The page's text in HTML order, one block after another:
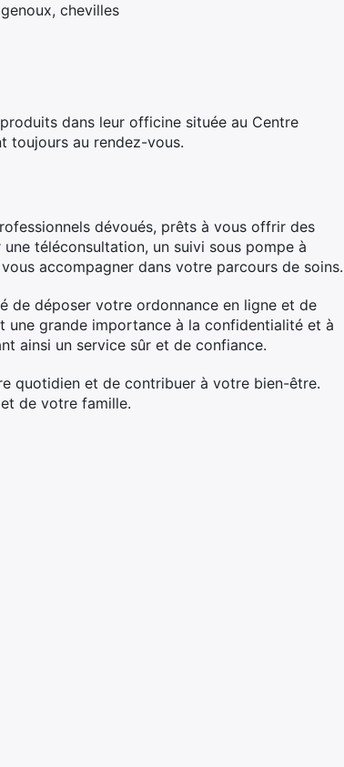
chevilles
dans leur officine située au Centre
toujours au rendez-vous.
dévoués, prêts à vous offrir des
téléconsultation, un suivi sous pompe à
accompagner dans votre parcours de soins.
de déposer votre ordonnance en ligne et de
grande importance à la confidentialité et à
ainsi un service sûr et de confiance.
quotidien et de contribuer à votre bien-être.
de votre famille.